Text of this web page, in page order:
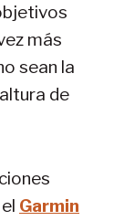
más
sean la
de
Garmin